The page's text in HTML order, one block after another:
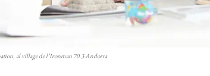
al village de l’Ironman 70.3 Andorra